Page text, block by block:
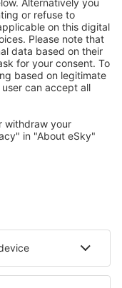
gemakkelijk uw